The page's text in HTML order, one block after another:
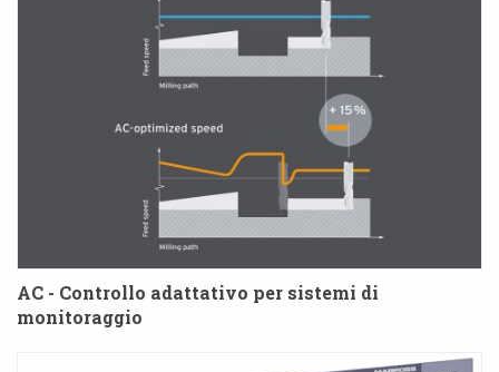
AC - Controllo adattativo per sistemi di
monitoraggio